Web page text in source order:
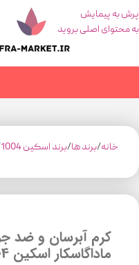
پرش به پیمایش
به محتوای اصلی بروید
خانه برند ها برند اسکین 1004
کرم آبرسان و ضد
ماداگاسکار اسکین 1004 | اصل